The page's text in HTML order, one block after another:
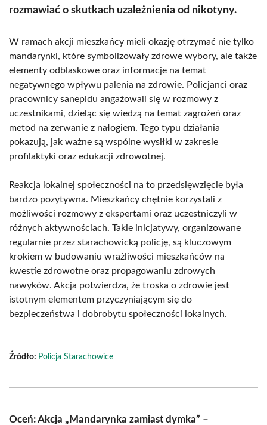
rozmawiać o skutkach uzależnienia od nikotyny.
W ramach akcji mieszkańcy mieli okazję otrzymać nie tylko
mandarynki, które symbolizowały zdrowe wybory, ale także
elementy odblaskowe oraz informacje na temat
negatywnego wpływu palenia na zdrowie. Policjanci oraz
pracownicy sanepidu angażowali się w rozmowy z
uczestnikami, dzieląc się wiedzą na temat zagrożeń oraz
metod na zerwanie z nałogiem. Tego typu działania
pokazują, jak ważne są wspólne wysiłki w zakresie
profilaktyki oraz edukacji zdrowotnej.
Reakcja lokalnej społeczności na to przedsięwzięcie była
bardzo pozytywna. Mieszkańcy chętnie korzystali z
możliwości rozmowy z ekspertami oraz uczestniczyli w
różnych aktywnościach. Takie inicjatywy, organizowane
regularnie przez starachowicką policję, są kluczowym
krokiem w budowaniu wrażliwości mieszkańców na
kwestie zdrowotne oraz propagowaniu zdrowych
nawyków. Akcja potwierdza, że troska o zdrowie jest
istotnym elementem przyczyniającym się do
bezpieczeństwa i dobrobytu społeczności lokalnych.
Źródło: Policja Starachowice
Oceń: Akcja „Mandarynka zamiast dymka” –